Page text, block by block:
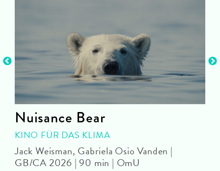
Nuisance Bear
KINO FÜR DAS KLIMA
Jack Weisman, Gabriela Osio Vanden |
GB/CA 2026 | 90 min | OmU